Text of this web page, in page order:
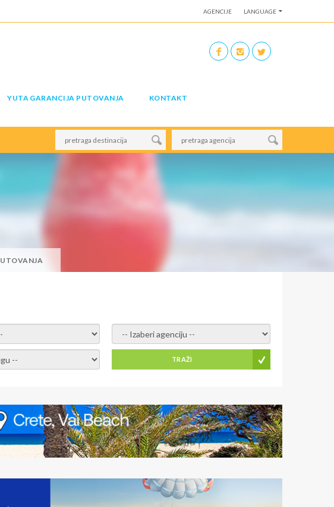
AGENCIJE LANGUAGE
YUTA GARANCIJA PUTOVANJA KONTAKT
- izaberi agenciju -
- TRAŽI